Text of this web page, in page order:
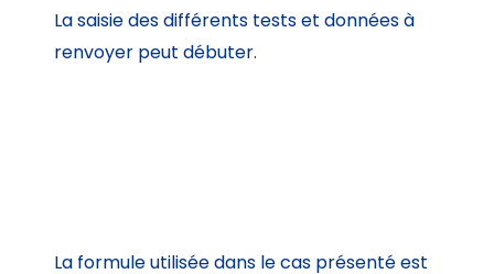
La saisie des différents tests et données à
renvoyer peut débuter.
La formule utilisée dans le cas présenté est